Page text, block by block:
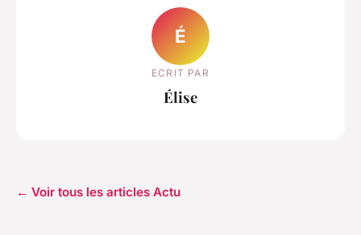
É
ECRIT PAR
Élise
← Voir tous les articles Actu